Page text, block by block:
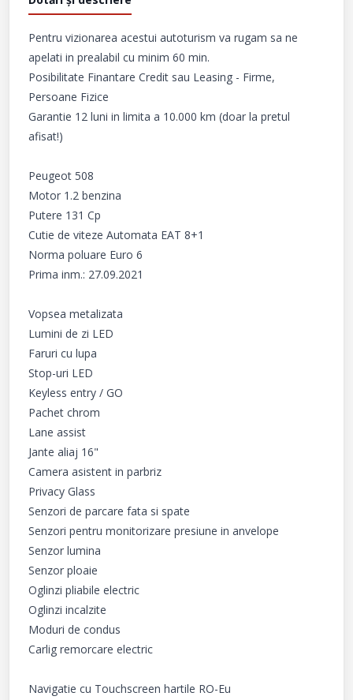
Pentru vizionarea acestui autoturism va rugam sa ne
apelati in prealabil cu minim 60 min.
Posibilitate Finantare Credit sau Leasing - Firme,
Persoane Fizice
Garantie 12 luni in limita a 10.000 km (doar la pretul
afisat!)
Peugeot 508
Motor 1.2 benzina
Putere 131 Cp
Cutie de viteze Automata EAT 8+1
Norma poluare Euro 6
Prima inm.: 27.09.2021
Vopsea metalizata
Lumini de zi LED
Faruri cu lupa
Stop-uri LED
Keyless entry / GO
Pachet chrom
Lane assist
Jante aliaj 16"
Camera asistent in parbriz
Privacy Glass
Senzori de parcare fata si spate
Senzori pentru monitorizare presiune in anvelope
Senzor lumina
Senzor ploaie
Oglinzi pliabile electric
Oglinzi incalzite
Moduri de condus
Carlig remorcare electric
Navigatie cu Touchscreen hartile RO-Eu